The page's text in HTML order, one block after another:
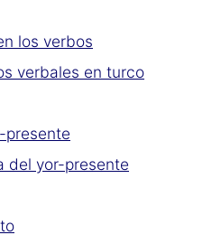
los verbos
verbales en turco
presente
del yor-presente